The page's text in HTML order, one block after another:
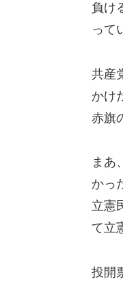
負け
って
共産
かけ
赤旗
まあ
かっ
立憲
て立
投開